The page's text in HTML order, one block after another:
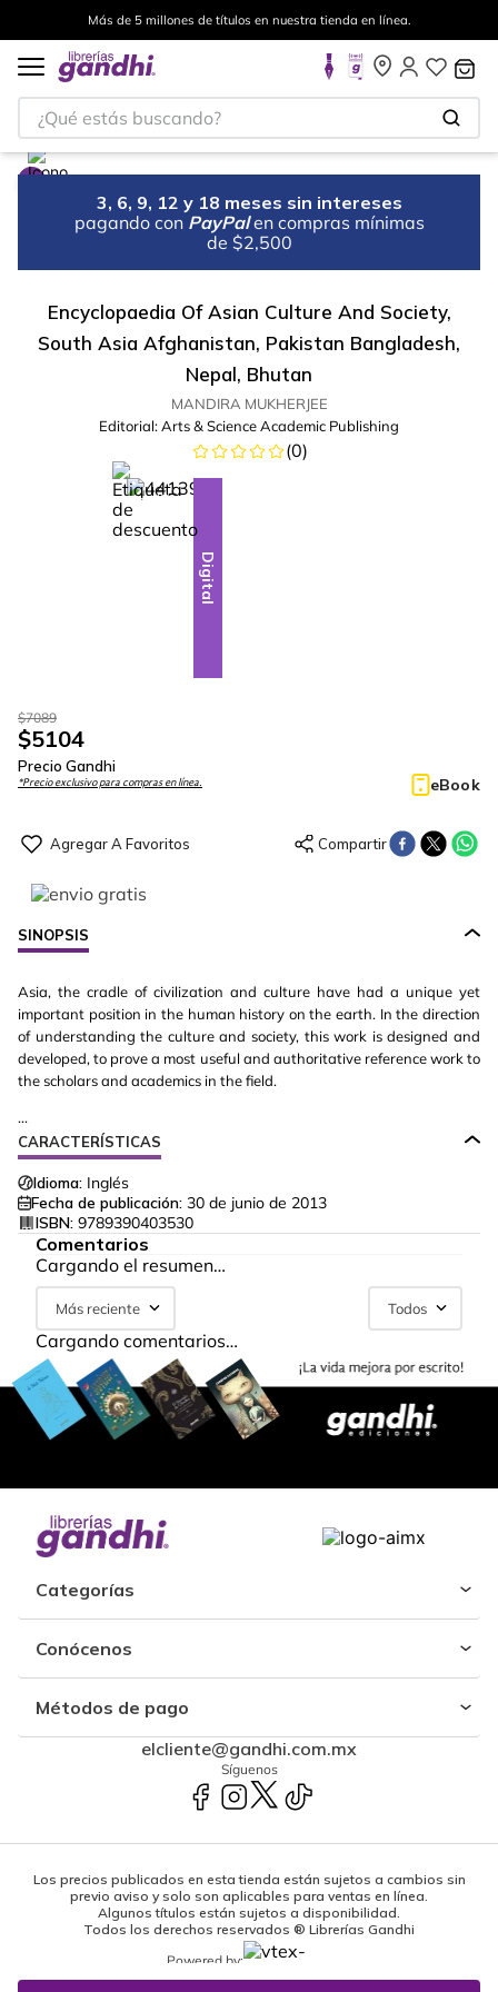
Más de 5 millones de títulos en nuestra tienda en línea.
¿Qué estás buscando?
3, 6, 9, 12 y 18 meses sin intereses
pagando con PayPal en compras mínimas
de $2,500
Encyclopaedia Of Asian Culture And Society,
South Asia Afghanistan, Pakistan Bangladesh,
Nepal, Bhutan
MANDIRA MUKHERJEE
Editorial:Arts & Science Academic Publishing
(0)
-28%
Digital
$7089
$5104
Precio Gandhi
*Precio exclusivo para compras en línea. eBook
SINOPSIS
Asia, the cradle of civilization and culture have had a unique yet
important position in the human history on the earth. In the direction
of understanding the culture and society, this work is designed and
developed, to prove a most useful and authoritative reference work to
the scholars and academics in the field.
...
CARACTERÍSTICAS
Idioma: Inglés
Fecha de publicación: 30 de junio de 2013
ISBN: 9789390403530
Comentarios
Cargando el resumen…
Más reciente Todos
Cargando comentarios…
Categorías
Conócenos
Métodos de pago
elcliente@gandhi.com.mx
Síguenos
Los precios publicados en esta tienda están sujetos a cambios sin
previo aviso y solo son aplicables para ventas en línea.
Algunos títulos están sujetos a disponibilidad.
Todos los derechos reservados ® Librerías Gandhi
Powered by: